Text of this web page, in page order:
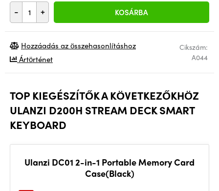
- + KOSÁRBA
Cikszám:
A044
Hozzáadás az összehasonlításhoz
Ártörténet
TOP KIEGÉSZÍTŐK A KÖVETKEZŐKHÖZ
ULANZI D200H STREAM DECK SMART
KEYBOARD
Ulanzi DC01 2-in-1 Portable Memory Card
Case(Black)